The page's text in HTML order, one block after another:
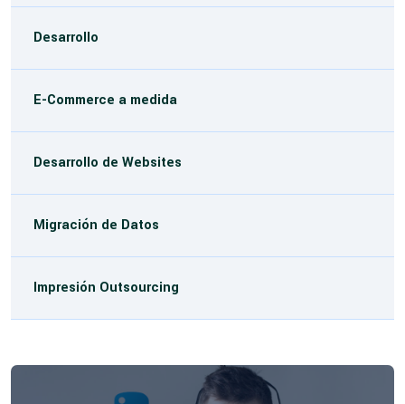
Desarrollo
E-Commerce a medida
Desarrollo de Websites
Migración de Datos
Impresión Outsourcing